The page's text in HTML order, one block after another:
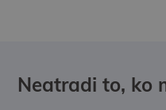
Neatradi to, ko